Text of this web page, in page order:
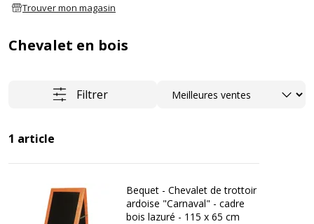
Trouver mon magasin
Chevalet en bois
Filtrer Trier
1 article
Bequet - Chevalet de trottoir
ardoise "Carnaval" - cadre
bois lazuré - 115 x 65 cm